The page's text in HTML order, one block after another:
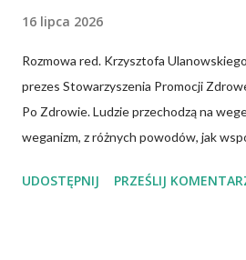
16 lipca 2026
Rozmowa red. Krzysztofa
prezes Stowarzyszenia Promocji
Po Zdrowie. Ludzie przechodzą na
weganizm, z różnych powodów, jak
Wiadomo, że czerwone mięso
UDOSTĘPNIJ PRZEŚLIJ